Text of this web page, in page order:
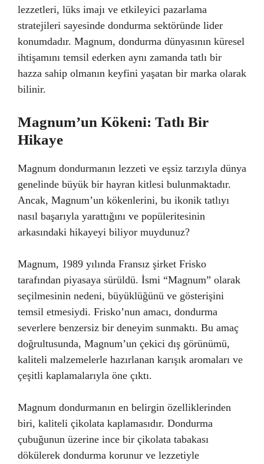
lezzetleri, lüks imajı ve etkileyici pazarlama
stratejileri sayesinde dondurma sektöründe lider
konumdadır. Magnum, dondurma dünyasının küresel
ihtişamını temsil ederken aynı zamanda tatlı bir
hazza sahip olmanın keyfini yaşatan bir marka olarak
bilinir.
Magnum’un Kökeni: Tatlı Bir
Hikaye
Magnum dondurmanın lezzeti ve eşsiz tarzıyla dünya
genelinde büyük bir hayran kitlesi bulunmaktadır.
Ancak, Magnum’un kökenlerini, bu ikonik tatlıyı
nasıl başarıyla yarattığını ve popüleritesinin
arkasındaki hikayeyi biliyor muydunuz?
Magnum, 1989 yılında Fransız şirket Frisko
tarafından piyasaya sürüldü. İsmi “Magnum” olarak
seçilmesinin nedeni, büyüklüğünü ve gösterişini
temsil etmesiydi. Frisko’nun amacı, dondurma
severlere benzersiz bir deneyim sunmaktı. Bu amaç
doğrultusunda, Magnum’un çekici dış görünümü,
kaliteli malzemelerle hazırlanan karışık aromaları ve
çeşitli kaplamalarıyla öne çıktı.
Magnum dondurmanın en belirgin özelliklerinden
biri, kaliteli çikolata kaplamasıdır. Dondurma
çubuğunun üzerine ince bir çikolata tabakası
dökülerek dondurma korunur ve lezzetiyle